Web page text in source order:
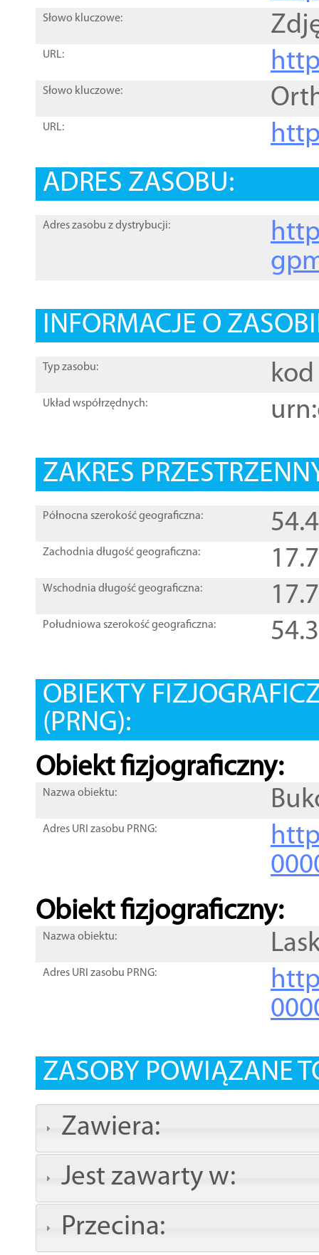
Słowo kluczowe:
URL:
Słowo kluczowe:
URL:
ADRES ZASOBU:
Adres zasobu z dystrybucji:
INFORMACJE O
Typ zasobu: kod
Układ współrzędnych:
ZAKRES
Północna szerokość geograficzna:
Zachodnia długość geograficzna:
Wschodnia długość geograficzna:
Południowa szerokość geograficzna:
OBIEKTY
(PRNG):
Obiekt fizjograficzny:
Nazwa obiektu:
Adres URI zasobu PRNG:
Obiekt fizjograficzny:
Nazwa obiektu:
Adres URI zasobu PRNG:
ZASOBY POWIĄZANE
Zawiera:
Jest zawarty w:
Przecina: